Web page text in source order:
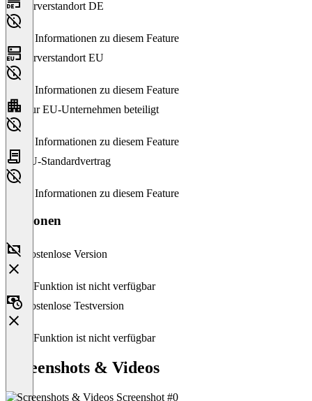
Serverstandort DE
Keine Informationen zu diesem Feature
Serverstandort EU
Keine Informationen zu diesem Feature
Nur EU-Unternehmen beteiligt
Keine Informationen zu diesem Feature
EU-Standardvertrag
Keine Informationen zu diesem Feature
Versionen
Kostenlose Version
Diese Funktion ist nicht verfügbar
Kostenlose Testversion
Diese Funktion ist nicht verfügbar
Screenshots & Videos